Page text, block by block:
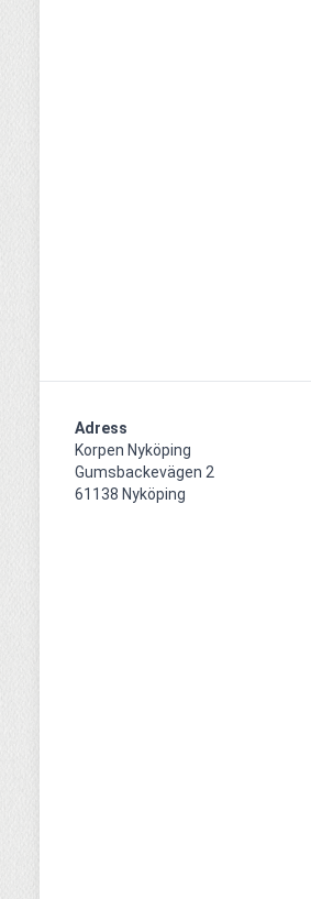
Adress
Korpen Nyköping
Gumsbackevägen 2
61138 Nyköping